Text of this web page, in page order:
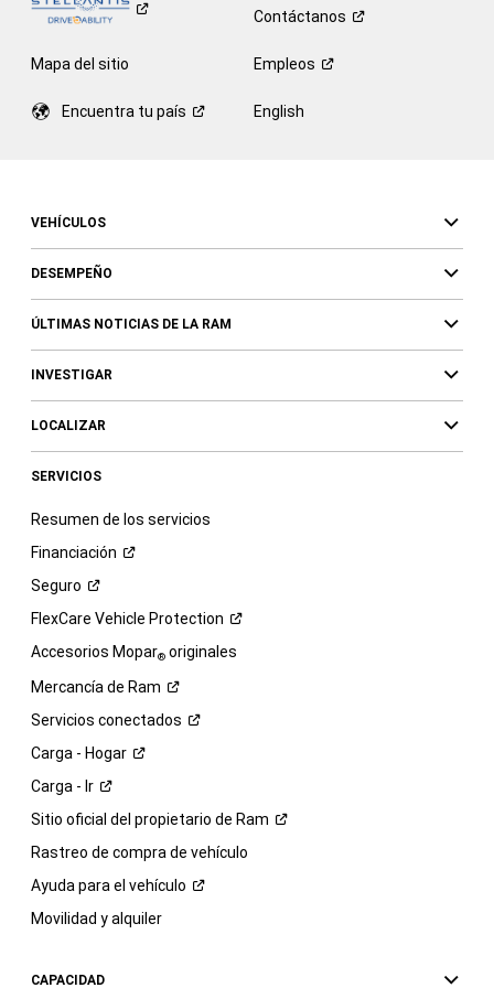
Contáctanos
Mapa del sitio Empleos
Encuentra tu país English
VEHÍCULOS
DESEMPEÑO
ÚLTIMAS NOTICIAS DE LA RAM
INVESTIGAR
LOCALIZAR
SERVICIOS
Resumen de los servicios
Financiación
Seguro
FlexCare Vehicle Protection
Accesorios Mopar®originales
Mercancía de Ram
Servicios conectados
Carga - Hogar
Carga - Ir
Sitio oficial del propietario de Ram
Rastreo de compra de vehículo
Ayuda para el vehículo
Movilidad y alquiler
CAPACIDAD